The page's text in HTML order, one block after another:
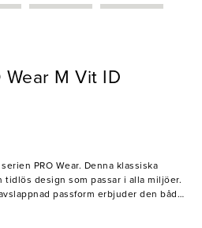
M Vit ID
PRO Wear. Denna klassiska
tidlös design som passar i alla miljöer.
passform erbjuder den både
ett enhetligt intryck som